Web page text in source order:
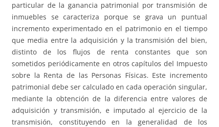
particular de la ganancia patrimonial por transmisión de
inmuebles se caracteriza porque se grava un puntual
incremento experimentado en el patrimonio en el tiempo
que media entre la adquisición y la transmisión del bien,
distinto de los flujos de renta constantes que son
sometidos periódicamente en otros capítulos del Impuesto
sobre la Renta de las Personas Físicas. Este incremento
patrimonial debe ser calculado en cada operación singular,
mediante la obtención de la diferencia entre valores de
adquisición y transmisión, e imputado al ejercicio de la
transmisión, constituyendo en la generalidad de los